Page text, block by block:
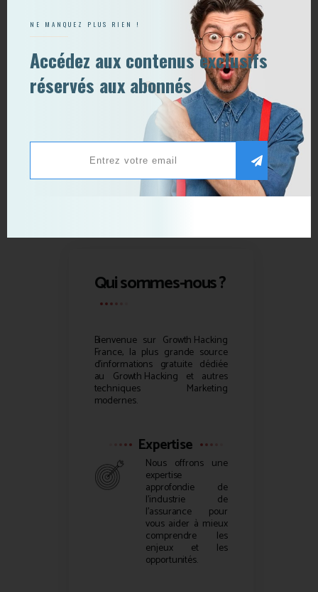
Qui sommes-nous ?
Bienvenue sur Growth Hacking
France, la plus grande source
d’informations gratuite dédiée
au Growth Hacking et autres
techniques Marketing
modernes.
Expertise
Nous offrons une
expertise
approfondie de
l’industrie de
l’assurance pour
vous aider à mieux
comprendre les
enjeux et les
opportunités.
NE MANQUEZ PLUS RIEN !
Accédez aux contenus exclusifs
réservés aux abonnés